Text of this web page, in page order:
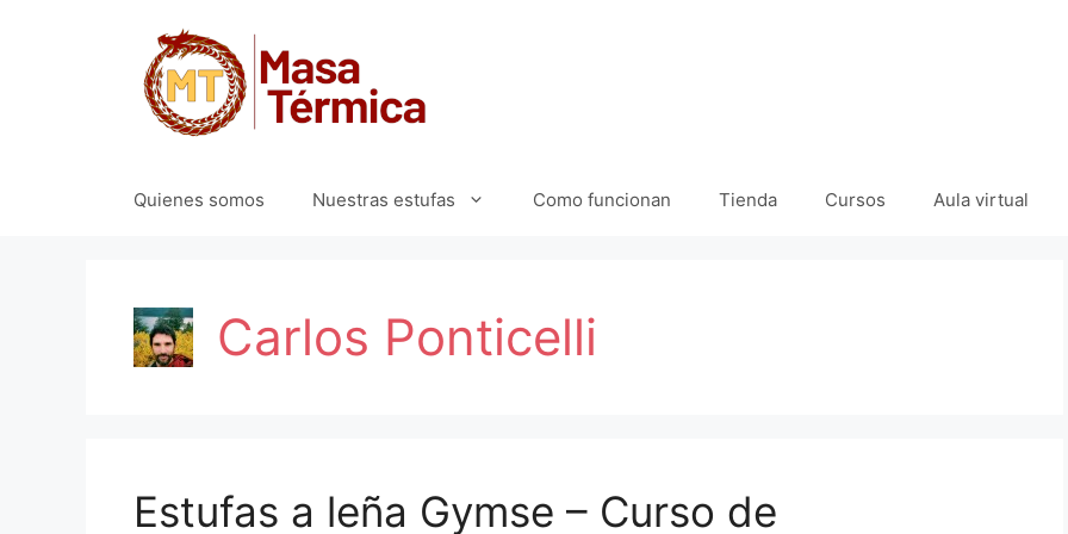
Quienes somos Nuestras estufas Como funcionan Tienda Cursos Aula virtual
Carlos Ponticelli
Estufas a leña Gymse – Curso de